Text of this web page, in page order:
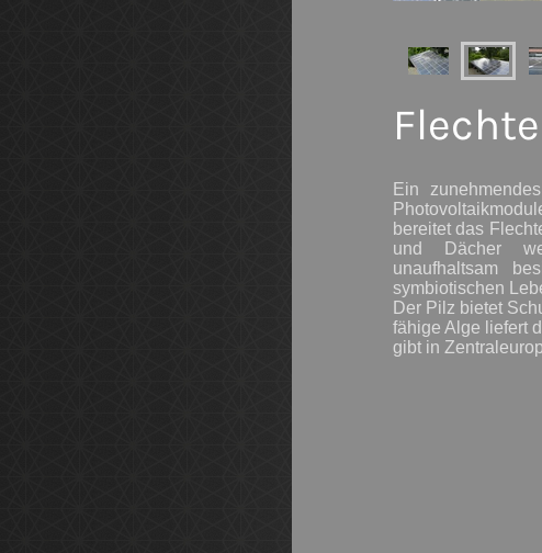
Ein
bereitet das
und Dächer
unaufhaltsam
symbiotischen
Der Pilz bietet
fähige Alge liefert
gibt in